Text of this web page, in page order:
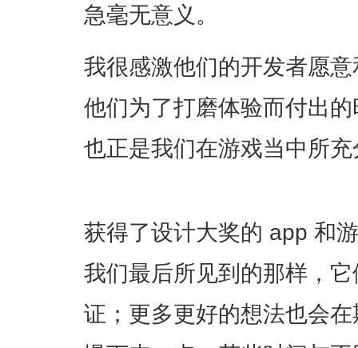
急毫无意义。
我很感激他们的开发者愿
他们为了打磨体验而付出
也正是我们在游戏当中所
获得了设计大奖的 app 和
我们最后所见到的那样，
证；更多更好的想法也会